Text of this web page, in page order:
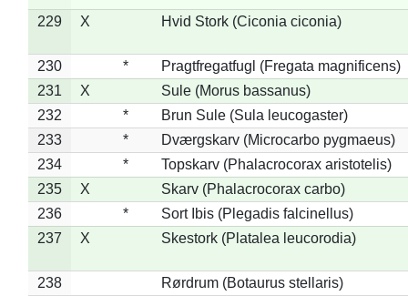
229 X Hvid Stork (Ciconia ciconia)
230 *
Pragtfregatfugl (Fregata magnificens)
231
X
Sule (Morus bassanus)
232
*
Brun Sule (Sula leucogaster)
233
*
Dværgskarv (Microcarbo pygmaeus)
234
*
Topskarv (Phalacrocorax aristotelis)
235
X
Skarv (Phalacrocorax carbo)
236
*
Sort Ibis (Plegadis falcinellus)
237
X Skestork (Platalea leucorodia)
238
Rørdrum (Botaurus stellaris)